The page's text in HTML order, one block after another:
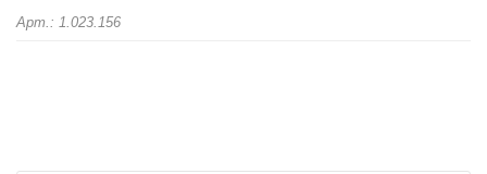
Арт.: 1.023.156